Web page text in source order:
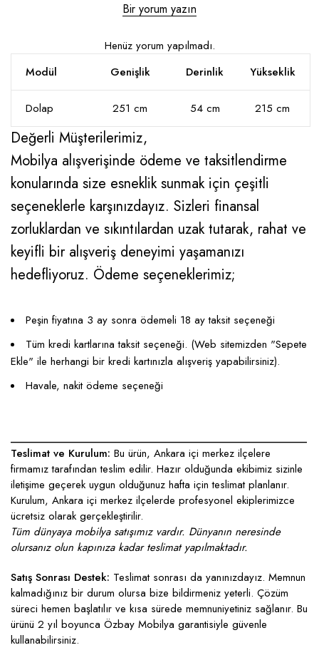
Bir yorum yazın
Henüz yorum yapılmadı.
Modül
Genişlik Derinlik Yükseklik
Dolap 251 cm 54 cm 215 cm
Değerli Müşterilerimiz,
Mobilya alışverişinde ödeme ve taksitlendirme
konularında size esneklik sunmak için çeşitli
seçeneklerle karşınızdayız. Sizleri finansal
zorluklardan ve sıkıntılardan uzak tutarak, rahat ve
keyifli bir alışveriş deneyimi yaşamanızı
hedefliyoruz. Ödeme seçeneklerimiz;
Peşin fiyatına 3 ay sonra ödemeli 18 ay taksit seçeneği
Tüm kredi kartlarına taksit seçeneği. (Web sitemizden "Sepete
Ekle" ile herhangi bir kredi kartınızla alışveriş yapabilirsiniz).
Havale, nakit ödeme seçeneği
____________________________________________________
Teslimat ve Kurulum: Bu ürün, Ankara içi merkez ilçelere
firmamız tarafından teslim edilir. Hazır olduğunda ekibimiz sizinle
iletişime geçerek uygun olduğunuz hafta için teslimat planlanır.
Kurulum, Ankara içi merkez ilçelerde profesyonel ekiplerimizce
ücretsiz olarak gerçekleştirilir.
Tüm dünyaya mobilya satışımız vardır. Dünyanın neresinde
olursanız olun kapınıza kadar teslimat yapılmaktadır.
Satış Sonrası Destek: Teslimat sonrası da yanınızdayız. Memnun
kalmadığınız bir durum olursa bize bildirmeniz yeterli. Çözüm
süreci hemen başlatılır ve kısa sürede memnuniyetiniz sağlanır. Bu
ürünü 2 yıl boyunca Özbay Mobilya garantisiyle güvenle
kullanabilirsiniz.